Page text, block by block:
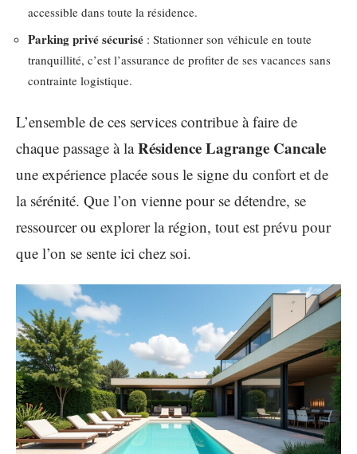
accessible dans toute la résidence.
Parking privé sécurisé : Stationner son véhicule en toute
tranquillité, c’est l’assurance de profiter de ses vacances sans
contrainte logistique.
L’ensemble de ces services contribue à faire de
chaque passage à laRésidence Lagrange Cancale
une expérience placée sous le signe du confort et de
la sérénité. Que l’on vienne pour se détendre, se
ressourcer ou explorer la région, tout est prévu pour
que l’on se sente ici chez soi.